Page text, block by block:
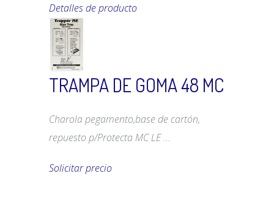
Detalles de producto
TRAMPA DE GOMA 48 MC
Charola pegamento,base de cartón,
repuesto p/Protecta MC LE ...
Solicitar precio